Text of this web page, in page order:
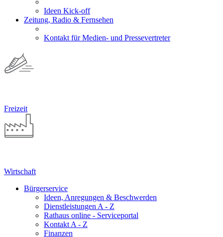
Ideen Kick-off
Zeitung, Radio & Fernsehen
Kontakt für Medien- und Pressevertreter
Freizeit
Wirtschaft
Bürgerservice
Ideen, Anregungen & Beschwerden
Dienstleistungen A - Z
Rathaus online - Serviceportal
Kontakt A - Z
Finanzen